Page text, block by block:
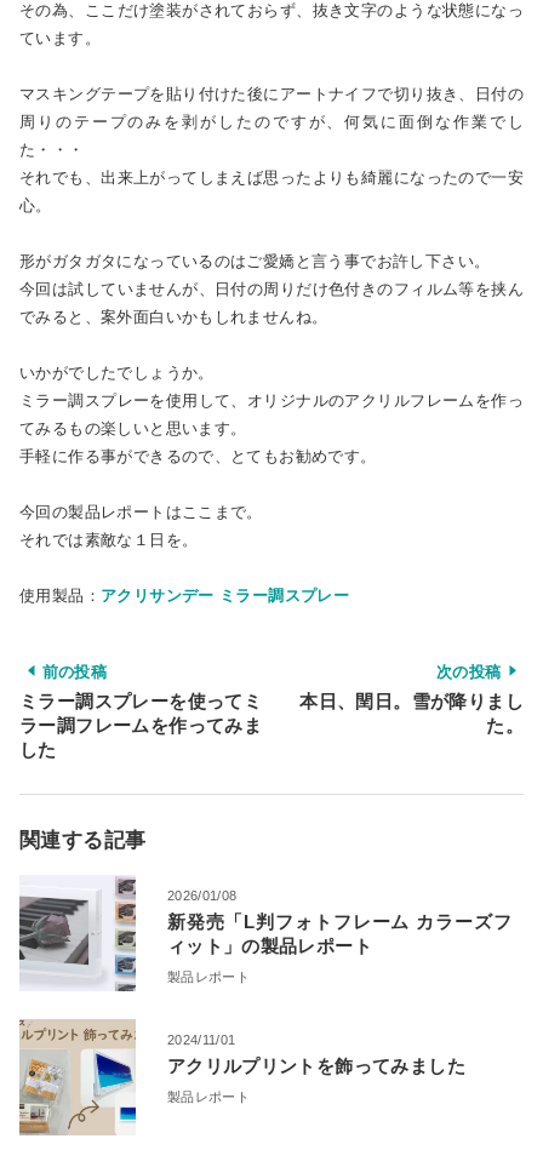
その為、ここだけ塗装がされておらず、抜き文字のような状態になっ
ています。
マスキングテープを貼り付けた後にアートナイフで切り抜き、日付の
周りのテープのみを剥がしたのですが、何気に面倒な作業でし
た・・・
それでも、出来上がってしまえば思ったよりも綺麗になったので一安
心。
形がガタガタになっているのはご愛嬌と言う事でお許し下さい。
今回は試していませんが、日付の周りだけ色付きのフィルム等を挟ん
でみると、案外面白いかもしれませんね。
いかがでしたでしょうか。
ミラー調スプレーを使用して、オリジナルのアクリルフレームを作っ
てみるもの楽しいと思います。
手軽に作る事ができるので、とてもお勧めです。
今回の製品レポートはここまで。
それでは素敵な１日を。
使用製品： アクリサンデー ミラー調スプレー
前の投稿
ミラー調スプレーを使ってミ
ラー調フレームを作ってみま
した
次の投稿
本日、閏日。雪が降りまし
た。
関連する記事
2026/01/08
新発売「L判フォトフレーム カラーズフ
ィット」の製品レポート
製品レポート
2024/11/01
アクリルプリントを飾ってみました
製品レポート